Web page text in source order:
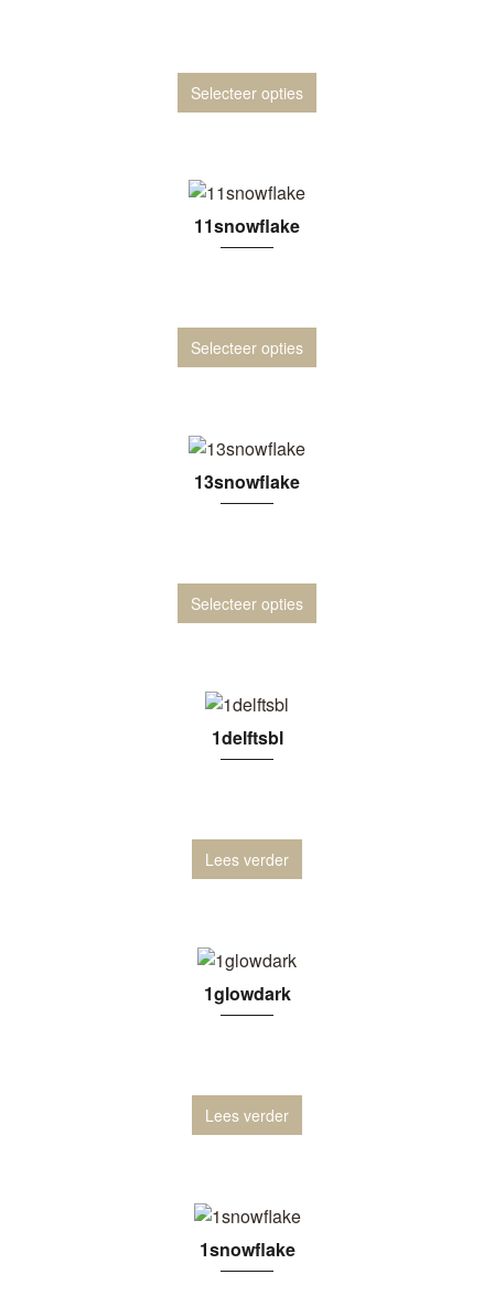
Selecteer opties
11snowflake
Selecteer opties
13snowflake
Selecteer opties
1delftsbl
Lees verder
1glowdark
Lees verder
1snowflake